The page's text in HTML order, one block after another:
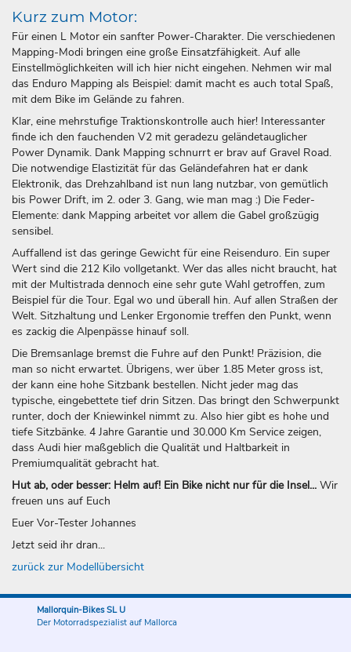
Kurz zum Motor:
Für einen L Motor ein sanfter Power-Charakter. Die verschiedenen
Mapping-Modi bringen eine große Einsatzfähigkeit. Auf alle
Einstellmöglichkeiten will ich hier nicht eingehen. Nehmen wir mal
das Enduro Mapping als Beispiel: damit macht es auch total Spaß,
mit dem Bike im Gelände zu fahren.
Klar, eine mehrstufige Traktionskontrolle auch hier! Interessanter
finde ich den fauchenden V2 mit geradezu geländetauglicher
Power Dynamik. Dank Mapping schnurrt er brav auf Gravel Road.
Die notwendige Elastizität für das Geländefahren hat er dank
Elektronik, das Drehzahlband ist nun lang nutzbar, von gemütlich
bis Power Drift, im 2. oder 3. Gang, wie man mag :) Die Feder-
Elemente: dank Mapping arbeitet vor allem die Gabel großzügig
sensibel.
Auffallend ist das geringe Gewicht für eine Reisenduro. Ein super
Wert sind die 212 Kilo vollgetankt. Wer das alles nicht braucht, hat
mit der Multistrada dennoch eine sehr gute Wahl getroffen, zum
Beispiel für die Tour. Egal wo und überall hin. Auf allen Straßen der
Welt. Sitzhaltung und Lenker Ergonomie treffen den Punkt, wenn
es zackig die Alpenpässe hinauf soll.
Die Bremsanlage bremst die Fuhre auf den Punkt! Präzision, die
man so nicht erwartet. Übrigens, wer über 1.85 Meter gross ist,
der kann eine hohe Sitzbank bestellen. Nicht jeder mag das
typische, eingebettete tief drin Sitzen. Das bringt den Schwerpunkt
runter, doch der Kniewinkel nimmt zu. Also hier gibt es hohe und
tiefe Sitzbänke. 4 Jahre Garantie und 30.000 Km Service zeigen,
dass Audi hier maßgeblich die Qualität und Haltbarkeit in
Premiumqualität gebracht hat.
Hut ab, oder besser: Helm auf! Ein Bike nicht nur für die Insel... Wir
freuen uns auf Euch
Euer Vor-Tester Johannes
Jetzt seid ihr dran...
zurück zur Modellübersicht
Mallorquin-Bikes SL U
Der Motorradspezialist auf Mallorca